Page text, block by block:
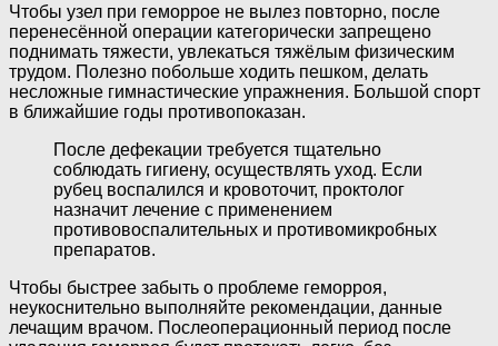
Чтобы узел при геморрое не вылез повторно, после
перенесённой операции категорически запрещено
поднимать тяжести, увлекаться тяжёлым физическим
трудом. Полезно побольше ходить пешком, делать
несложные гимнастические упражнения. Большой спорт
в ближайшие годы противопоказан.
После дефекации требуется тщательно
соблюдать гигиену, осуществлять уход. Если
рубец воспалился и кровоточит, проктолог
назначит лечение с применением
противовоспалительных и противомикробных
препаратов.
Чтобы быстрее забыть о проблеме геморроя,
неукоснительно выполняйте рекомендации, данные
лечащим врачом. Послеоперационный период после